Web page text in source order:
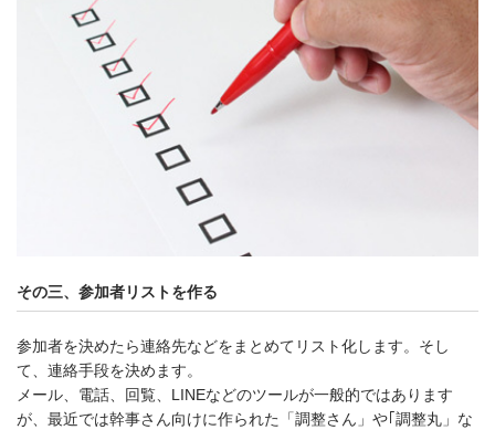
その三、参加者リストを作る
参加者を決めたら連絡先などをまとめてリスト化します。そし
て、連絡手段を決めます。
メール、電話、回覧、LINEなどのツールが一般的ではあります
が、最近では幹事さん向けに作られた「調整さん」や｢調整丸」な